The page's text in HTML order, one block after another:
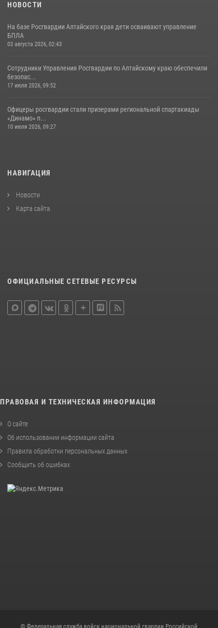
НОВОСТИ
На базе Росгвардии Алтайского края дети осваивают управление
БПЛА
03 августа 2026, 02:43
Сотрудники Управления Росгвардии по Алтайскому краю обеспечили
безопас...
17 июля 2026, 09:52
Офицеры росгвардии стали призерами региональной спартакиады
«Динамо» п...
10 июля 2026, 09:27
НАВИГАЦИЯ
Новости
Карта сайта
ОФИЦИАЛЬНЫЕ СЕТЕВЫЕ РЕСУРСЫ
ПРАВОВАЯ И ТЕХНИЧЕСКАЯ ИНФОРМАЦИЯ
О сайте
Об использовании информации сайта
Правила обработки персональных данных
Сообщить об ошибках
© Федеральная служба войск национальной гвардии Российской